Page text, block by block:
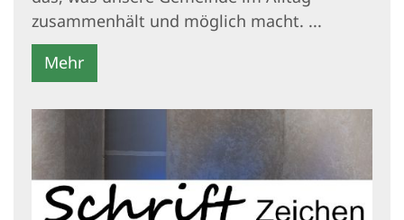
zusammenhält und möglich macht. ...
Mehr